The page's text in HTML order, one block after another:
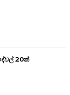
20ක්